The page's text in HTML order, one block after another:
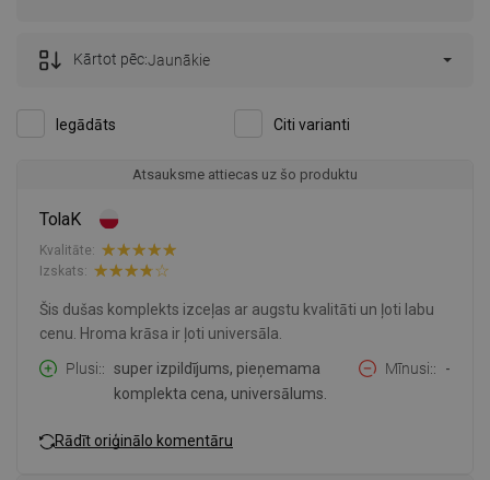
Iegādāts Citi varianti
Kārtot pēc:Jaunākie
Atsauksme attiecas uz šo produktu
TolaK
Kvalitāte:
Izskats:
Šis dušas komplekts izceļas ar augstu kvalitāti un ļoti labu
cenu. Hroma krāsa ir ļoti universāla.
Plusi:
super izpildījums, pieņemama
komplekta cena, universālums.
Mīnusi: -
Rādīt oriģinālo komentāru